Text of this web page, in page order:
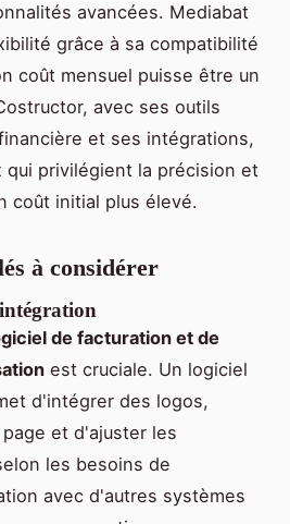
avancées. Mediabat
grâce à sa compatibilité
coût mensuel puisse être un
avec ses outils
et ses intégrations,
privilégient la précision et
coût initial plus élevé.
à considérer
de facturation et de
est cruciale. Un logiciel
d'intégrer des logos,
et d'ajuster les
les besoins de
avec d'autres systèmes